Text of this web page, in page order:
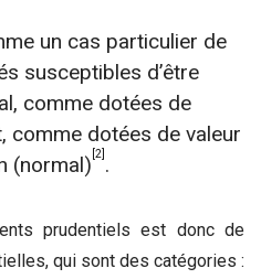
un cas particulier de
susceptibles d’être
comme dotées de
comme dotées de valeur
(normal) [2] .
prudentiels est donc de
qui sont des catégories :